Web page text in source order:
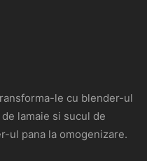
le cu blender-ul
lamaie si sucul de
ul pana la omogenizare.